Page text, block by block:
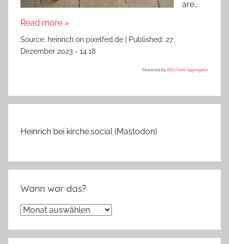
are…
Read more »
Source: heinrich on pixelfed.de Published: 27.
Dezember 2023 - 14:18
Powered by RSS Feed Aggregator
Heinrich bei kirche.social (Mastodon)
Wann war das?
Wann
das?